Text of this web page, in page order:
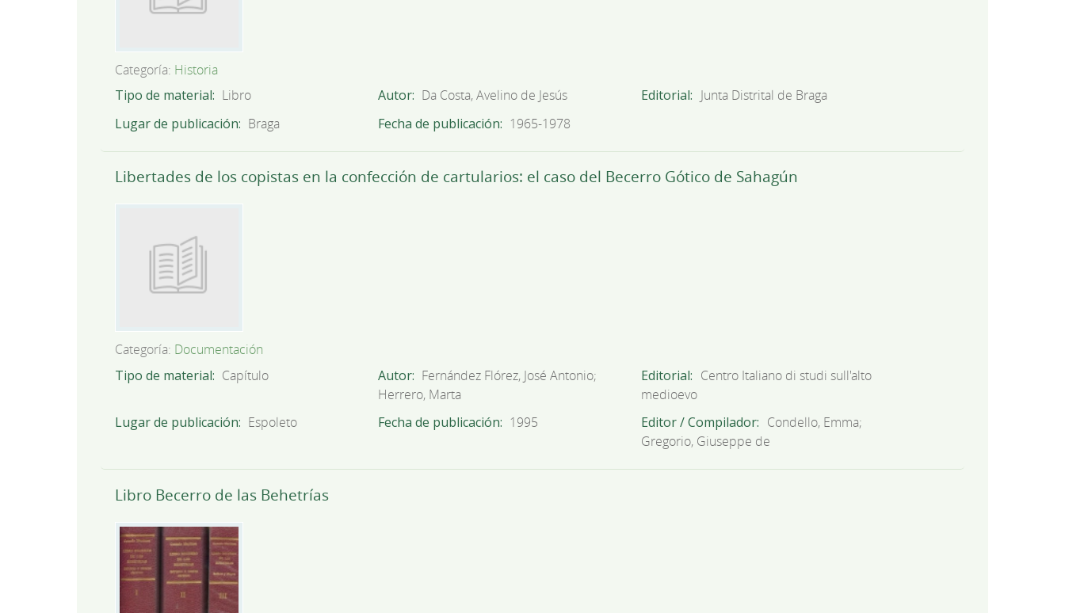
Categoría: Historia
Tipo de material
Libro Autor Da Costa, Avelino de Jesús Editorial
Junta Distrital de Braga
Lugar de publicación
Braga Fecha de publicación 1965-1978
Libertades de los copistas en la confección de cartularios: el caso del Becerro Gótico de Sahagún
Categoría: Documentación
Tipo de material
Capítulo Autor
Fernández Flórez, José Antonio;
Herrero, Marta
Editorial
Centro Italiano di studi sull'alto
medioevo
Lugar de publicación
Espoleto Fecha de publicación 1995 Editor / Compilador
Condello, Emma;
Gregorio, Giuseppe de
Libro Becerro de las Behetrías